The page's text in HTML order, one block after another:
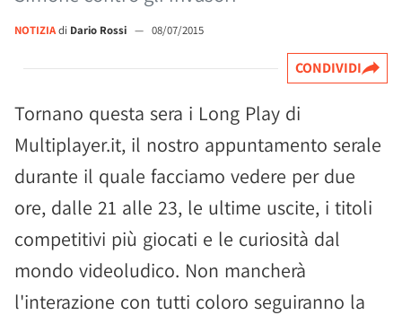
NOTIZIAdi Dario Rossi — 08/07/2015
CONDIVIDI
Tornano questa sera i Long Play di
Multiplayer.it, il nostro appuntamento serale
durante il quale facciamo vedere per due
ore, dalle 21 alle 23, le ultime uscite, i titoli
competitivi più giocati e le curiosità dal
mondo videoludico. Non mancherà
l'interazione con tutti coloro seguiranno la